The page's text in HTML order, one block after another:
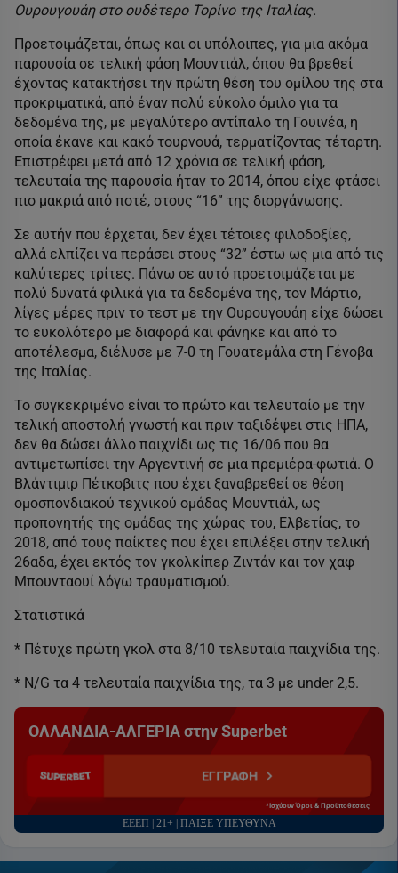
Ουρουγουάη στο ουδέτερο Τορίνο της Ιταλίας.
Προετοιμάζεται, όπως και οι υπόλοιπες, για μια ακόμα
παρουσία σε τελική φάση Μουντιάλ, όπου θα βρεθεί
έχοντας κατακτήσει την πρώτη θέση του ομίλου της στα
προκριματικά, από έναν πολύ εύκολο όμιλο για τα
δεδομένα της, με μεγαλύτερο αντίπαλο τη Γουινέα, η
οποία έκανε και κακό τουρνουά, τερματίζοντας τέταρτη.
Επιστρέφει μετά από 12 χρόνια σε τελική φάση,
τελευταία της παρουσία ήταν το 2014, όπου είχε φτάσει
πιο μακριά από ποτέ, στους “16” της διοργάνωσης.
Σε αυτήν που έρχεται, δεν έχει τέτοιες φιλοδοξίες,
αλλά ελπίζει να περάσει στους “32” έστω ως μια από τις
καλύτερες τρίτες. Πάνω σε αυτό προετοιμάζεται με
πολύ δυνατά φιλικά για τα δεδομένα της, τον Μάρτιο,
λίγες μέρες πριν το τεστ με την Ουρουγουάη είχε δώσει
το ευκολότερο με διαφορά και φάνηκε και από το
αποτέλεσμα, διέλυσε με 7-0 τη Γουατεμάλα στη Γένοβα
της Ιταλίας.
Το συγκεκριμένο είναι το πρώτο και τελευταίο με την
τελική αποστολή γνωστή και πριν ταξιδέψει στις ΗΠΑ,
δεν θα δώσει άλλο παιχνίδι ως τις 16/06 που θα
αντιμετωπίσει την Αργεντινή σε μια πρεμιέρα-φωτιά. Ο
Βλάντιμιρ Πέτκοβιτς που έχει ξαναβρεθεί σε θέση
ομοσπονδιακού τεχνικού ομάδας Μουντιάλ, ως
προπονητής της ομάδας της χώρας του, Ελβετίας, το
2018, από τους παίκτες που έχει επιλέξει στην τελική
26αδα, έχει εκτός τον γκολκίπερ Ζιντάν και τον χαφ
Μπουνταουί λόγω τραυματισμού.
Στατιστικά
* Πέτυχε πρώτη γκολ στα 8/10 τελευταία παιχνίδια της.
* N/G τα 4 τελευταία παιχνίδια της, τα 3 με under 2,5.
ΟΛΛΑΝΔΙΑ-ΑΛΓΕΡΙΑ στην Superbet
ΕΓΓΡΑΦΗ
*Ισχύουν Όροι & Προϋποθέσεις
ΕΕΕΠ | 21+ | ΠΑΙΞΕ ΥΠΕΥΘΥΝΑ